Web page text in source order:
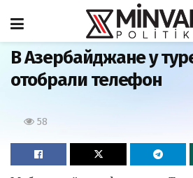
Главная
В Азербайджане у
отобрали телефон
58